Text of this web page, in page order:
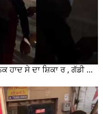
ਗੜਦੀਵਾਲਾ ਵਿਖੇ ਬੁਜ਼ੁਰਗ ਹੋਇਆ ਭਿਆ.ਨਕ ਹਾਦ ਸੇ ਦਾ ਸ਼ਿਕਾ ਰ , ਗੱਡੀ ਸਵਾਰ ਮੌਕੇ ਤੋ ਫਰਾਰ